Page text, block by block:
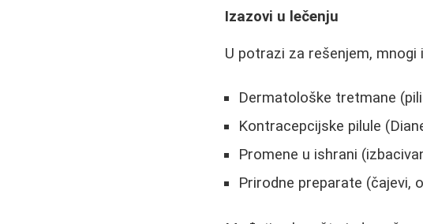
Izazovi u lečenju
U potrazi za rešenjem,
Dermatološke tretmane
Kontracepcijske pilule
Promene u ishrani
Prirodne preparate (čajevi,